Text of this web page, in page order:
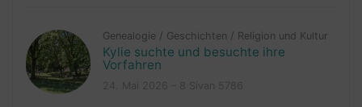
Genealogie / Geschichten / Religion und Kultur
Kylie suchte und besuchte ihre
Vorfahren